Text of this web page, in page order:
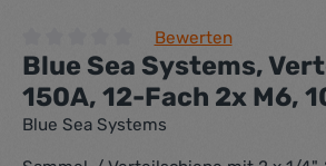
Durchschnittliche Bewertung von 0
Bewerten
Blue Sea Systems,
150A, 12-Fach 2x M6,
Blue Sea Systems